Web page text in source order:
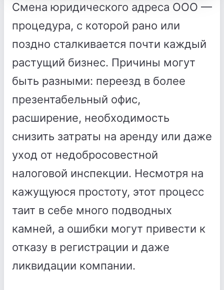
Смена юридического адреса ООО —
процедура, с которой рано или
поздно сталкивается почти каждый
растущий бизнес. Причины могут
быть разными: переезд в более
презентабельный офис,
расширение, необходимость
снизить затраты на аренду или даже
уход от недобросовестной
налоговой инспекции. Несмотря на
кажущуюся простоту, этот процесс
таит в себе много подводных
камней, а ошибки могут привести к
отказу в регистрации и даже
ликвидации компании.